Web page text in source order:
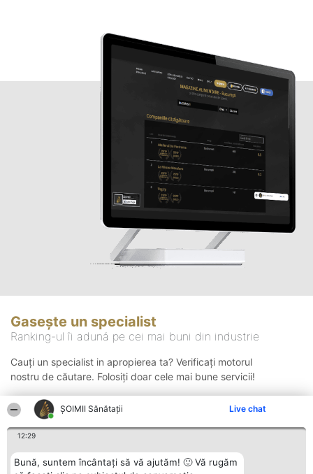
ŞOIMII Sănătații Live chat
12:29
Bună, suntem încântați să vă ajutăm! 🙂 Vă rugăm
Gasește un specialist
Ranking-ul îi adună pe cei mai buni din industrie
Cauți un specialist in apropierea ta? Verificați motorul
nostru de căutare. Folosiți doar cele mai bune servicii!